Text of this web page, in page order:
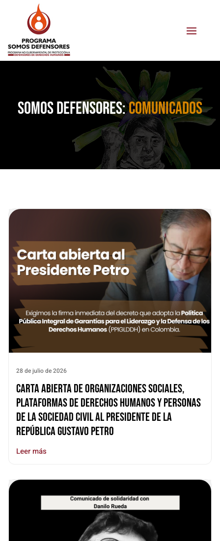
Somos Defensores:Comunicados
28 de julio de 2026
Carta abierta de organizaciones sociales,
plataformas de derechos humanos y personas
de la sociedad civil al Presidente de la
República Gustavo Petro
Leer más